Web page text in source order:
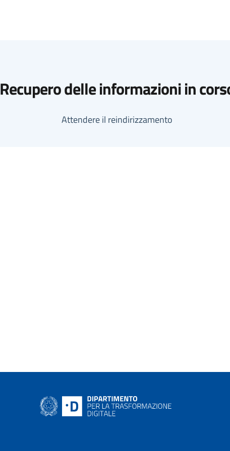
Recupero delle informazioni in
Attendere il reindirizzamento